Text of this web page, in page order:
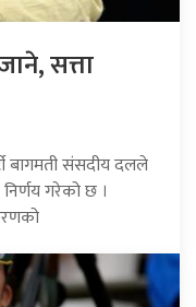
सत्ता
बागमती संसदीय दलले
गरेको छ ।